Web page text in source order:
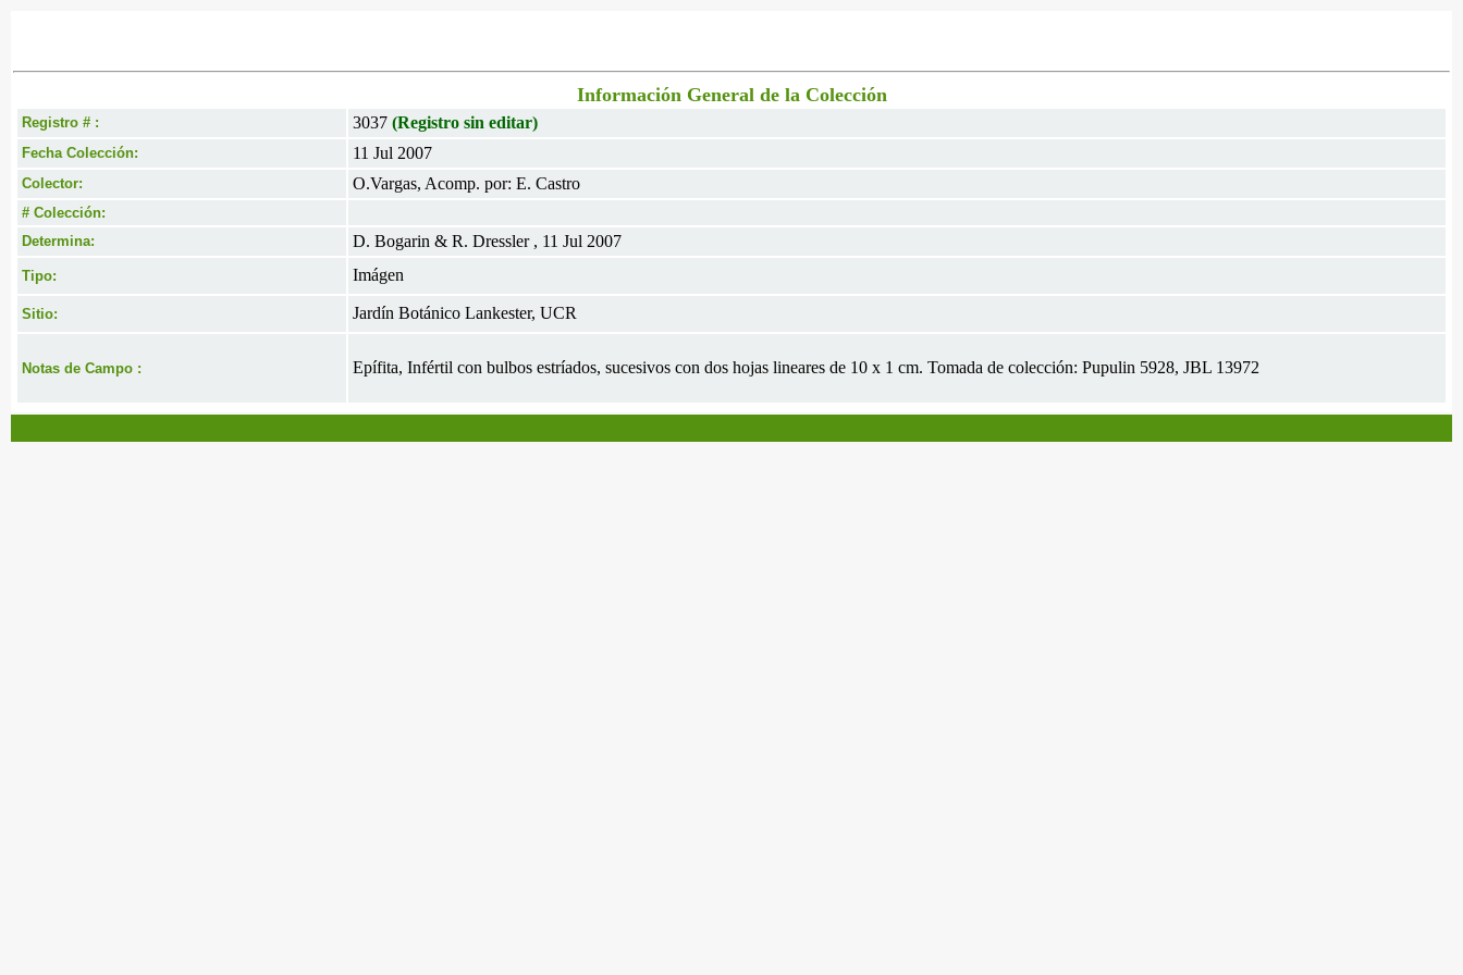
Información General de la Colección
Registro # : 3037 (Registro sin editar)
Fecha Colección: 11 Jul 2007
Colector: O.Vargas, Acomp. por: E. Castro
# Colección:
Determina:
D. Bogarin & R. Dressler , 11 Jul 2007
Tipo: Imágen
Sitio: Jardín Botánico Lankester, UCR
Notas de Campo : Epífita, Infértil con bulbos estríados, sucesivos con dos hojas lineares de 10 x 1 cm. Tomada de colección: Pupulin 5928, JBL 13972